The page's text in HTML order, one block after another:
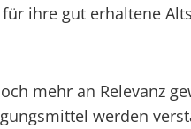
ihre gut erhaltene
mehr an Relevanz
werden